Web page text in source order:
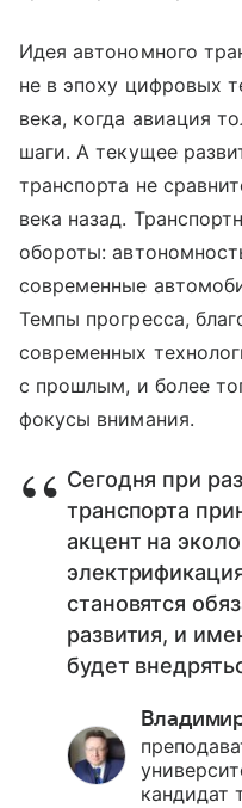
Идея автономного
не в эпоху цифровых
века, когда авиация
шаги. А текущее
транспорта не
века назад.
обороты:
современные
Темпы прогресса,
современных
с прошлым, и более
фокусы внимания.
Сегодня при
транспорта
акцент на
становятся
развития, и
будет
кандидат